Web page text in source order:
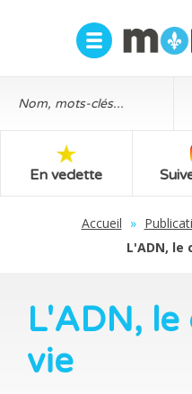
En vedette
Accueil »
L'ADN, le
L'ADN, le
vie